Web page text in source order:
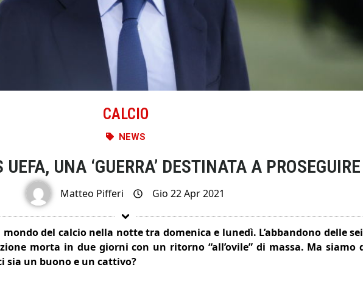
CALCIO
NEWS
UNA ‘GUERRA’ DESTINATA A PROSEGUIRE
Matteo Pifferi Gio 22 Apr 2021
del calcio nella notte tra domenica e lunedì. L’abbandono delle
morta in due giorni con un ritorno “all’ovile” di massa. Ma siamo
sia un buono e un cattivo?